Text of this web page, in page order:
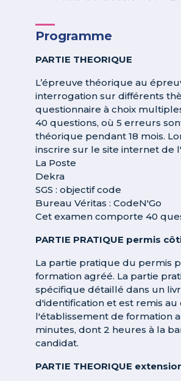
Programme
PARTIE THEORIQUE
L’épreuve théorique au
interrogation sur différents
questionnaire à choix
40 questions, où 5 erreurs
théorique pendant 18 mois.
inscrire sur le site internet de
La Poste
Dekra
SGS : objectif code
Bureau Véritas : CodeN'Go
Cet examen comporte 40
PARTIE PRATIQUE permis
La partie pratique du permis
formation agréé. La partie
spécifique détaillé dans un
d'identification et est remis
l'établissement de formation
minutes, dont 2 heures à la
candidat.
PARTIE THEORIQUE